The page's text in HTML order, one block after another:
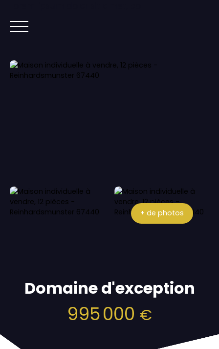
ACCUEIL ACHETER
+ de photos
Domaine d'exception
995 000 €